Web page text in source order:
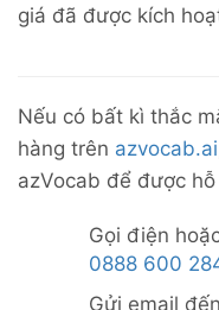
giá đã được kích
Nếu có bất kì thắc
hàng trên azvocab.ai
azVocab để được
Gọi điện
0888 600
Gửi email